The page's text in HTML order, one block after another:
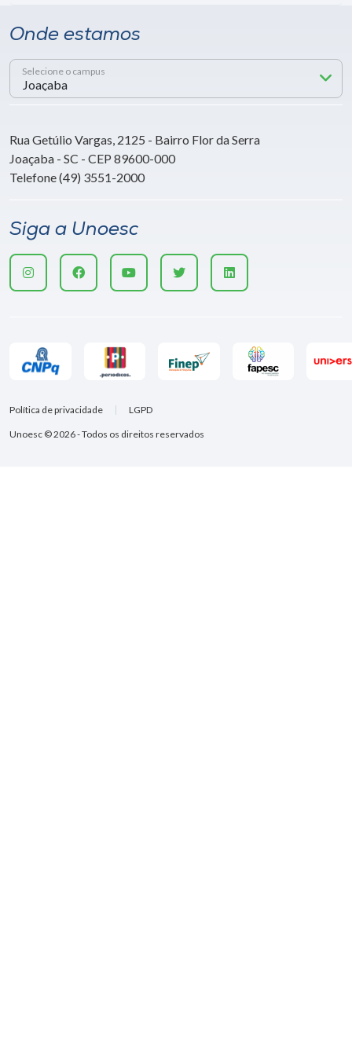
Onde estamos
Selecione o campus
Rua Getúlio Vargas, 2125 - Bairro Flor da Serra
Joaçaba - SC - CEP 89600-000
Telefone (49) 3551-2000
Siga a Unoesc
Unoesc © 2026 - Todos os direitos reservados
Política de privacidade LGPD